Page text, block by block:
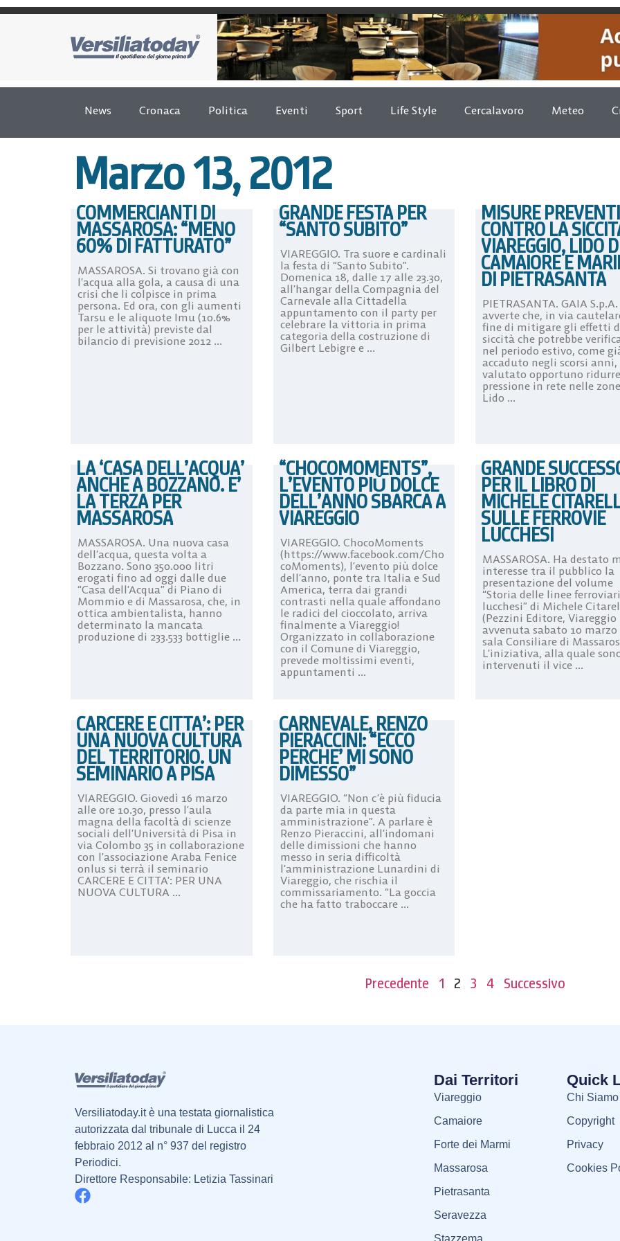
News Cronaca Politica Eventi Sport Life Style Cercalavoro Meteo
Marzo 13, 2012
COMMERCIANTI DI
MASSAROSA: “MENO
60% DI FATTURATO”
MASSAROSA. Si trovano già con
l’acqua alla gola, a causa di una
crisi che li colpisce in prima
persona. Ed ora, con gli aumenti
Tarsu e le aliquote Imu (10.6%
per le attività) previste dal
bilancio di previsione 2012 ...
GRANDE FESTA PER
“SANTO SUBITO”
VIAREGGIO. Tra suore e cardinali
la festa di “Santo Subito”.
Domenica 18, dalle 17 alle 23.30,
all’hangar della Compagnia del
Carnevale alla Cittadella
appuntamento con il party per
celebrare la vittoria in prima
categoria della costruzione di
Gilbert Lebigre e ...
MISURE
CONTRO LA
VIAREGGIO, LIDO
CAMAIORE E
DI PIETRASANTA
PIETRASANTA. GAIA S.p.A.
avverte che, in via
fine di mitigare gli effetti
siccità che potrebbe
nel periodo estivo, come
accaduto negli scorsi anni,
valutato opportuno
pressione in rete nelle
Lido ...
LA ‘CASA DELL’ACQUA’
ANCHE A BOZZANO. E’
LA TERZA PER
MASSAROSA
MASSAROSA. Una nuova casa
dell’acqua, questa volta a
Bozzano. Sono 350.000 litri
erogati fino ad oggi dalle due
“Casa dell’Acqua” di Piano di
Mommio e di Massarosa, che, in
ottica ambientalista, hanno
determinato la mancata
produzione di 233.533 bottiglie ...
“CHOCOMOMENTS”,
L’EVENTO PIǓ DOLCE
DELL’ANNO SBARCA A
VIAREGGIO
VIAREGGIO. ChocoMoments
(https://www.facebook.com/Cho
coMoments), l’evento più dolce
dell’anno, ponte tra Italia e Sud
America, terra dai grandi
contrasti nella quale affondano
le radici del cioccolato, arriva
finalmente a Viareggio!
Organizzato in collaborazione
con il Comune di Viareggio,
prevede moltissimi eventi,
appuntamenti ...
GRANDE
PER IL LIBRO DI
MICHELE
SULLE FERROVIE
LUCCHESI
MASSAROSA. Ha destato
interesse tra il pubblico la
presentazione del volume
“Storia delle linee
lucchesi” di Michele
(Pezzini Editore, Viareggio
avvenuta sabato 10
sala Consiliare di
L’iniziativa, alla quale
intervenuti il vice ...
CARCERE E CITTA’: PER
UNA NUOVA CULTURA
DEL TERRITORIO. UN
SEMINARIO A PISA
VIAREGGIO. Giovedì 16 marzo
alle ore 10.30, presso l’aula
magna della facoltà di scienze
sociali dell’Università di Pisa in
via Colombo 35 in collaborazione
con l’associazione Araba Fenice
onlus si terrà il seminario
CARCERE E CITTA’: PER UNA
NUOVA CULTURA ...
CARNEVALE, RENZO
PIERACCINI: “ECCO
PERCHE’ MI SONO
DIMESSO”
VIAREGGIO. “Non c’è più fiducia
da parte mia in questa
amministrazione”. A parlare è
Renzo Pieraccini, all’indomani
delle dimissioni che hanno
messo in seria difficoltà
l’amministrazione Lunardini di
Viareggio, che rischia il
commissariamento. “La goccia
che ha fatto traboccare ...
Precedente 1 2 3 4 Successivo
Versiliatoday.it è una testata giornalistica
autorizzata dal tribunale di Lucca il 24
febbraio 2012 al n° 937 del registro
Periodici.
Direttore Responsabile: Letizia Tassinari
Dai Territori
Viareggio
Camaiore
Forte dei Marmi
Massarosa
Pietrasanta
Seravezza
Stazzema
Quick
Chi Siamo
Copyright
Privacy
Cookies